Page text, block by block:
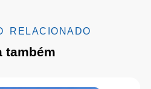
RELACIONADO
também